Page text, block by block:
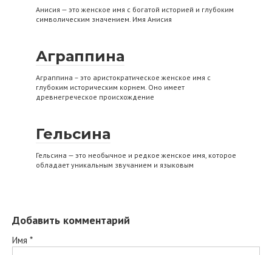
Анисия — это женское имя с богатой историей и глубоким
символическим значением. Имя Анисия
Аграппина
Аграппина – это аристократическое женское имя с
глубоким историческим корнем. Оно имеет
древнегреческое происхождение
Гельсина
Гельсина — это необычное и редкое женское имя, которое
обладает уникальным звучанием и языковым
Добавить комментарий
Имя *